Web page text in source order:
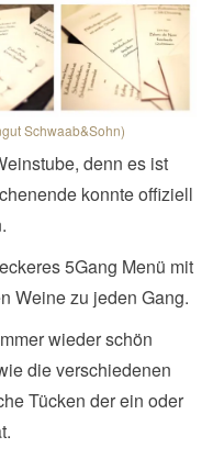
Schwaab&Sohn)
denn es ist
konnte offiziell
5Gang Menü mit
Weine zu jeden Gang.
wieder schön
die verschiedenen
Tücken der ein oder